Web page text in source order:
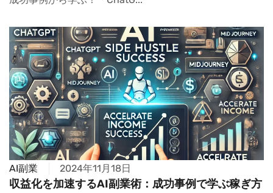
AI副業 2024年11月18日
収益化を加速するAI副業術：成功事例で学ぶ稼ぎ方